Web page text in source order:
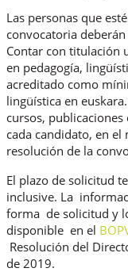
Las personas que
convocatoria
Contar con titulación
en pedagogía,
acreditado como
lingüística en
cursos,
cada candidato, en
resolución de la
El plazo de solicitud
inclusive. La
forma de solicitud y
disponible en el
Resolución del
de 2019.